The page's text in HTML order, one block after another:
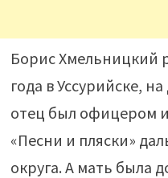
Борис Хмельницкий
года в Уссурийске,
отец был офицером
«Песни и пляски»
округа. А мать была